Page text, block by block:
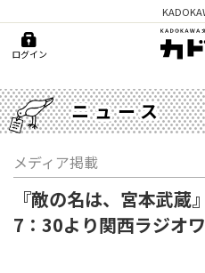
ログイン
ニュース
メディア掲載
『敵の名は、宮本武
7：30より関西ラジオ